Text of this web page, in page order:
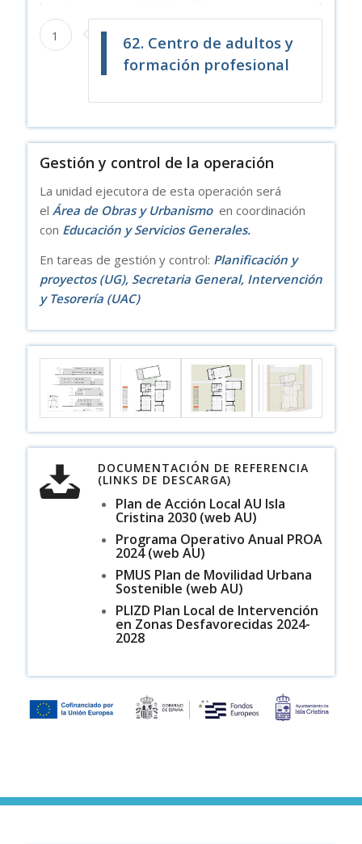
1
62. Centro de adultos y
formación profesional
Gestión y control de la operación
La unidad ejecutora de esta operación será
el Área de Obras y Urbanismo en coordinación
con Educación y Servicios Generales.
En tareas de gestión y control: Planificación y
proyectos (UG), Secretaria General, Intervención
y Tesorería (UAC)
DOCUMENTACIÓN DE REFERENCIA
(LINKS DE DESCARGA)
Plan de Acción Local AU Isla
Cristina 2030 (web AU)
Programa Operativo Anual PROA
2024 (web AU)
PMUS Plan de Movilidad Urbana
Sostenible (web AU)
PLIZD Plan Local de Intervención
en Zonas Desfavorecidas 2024-
2028